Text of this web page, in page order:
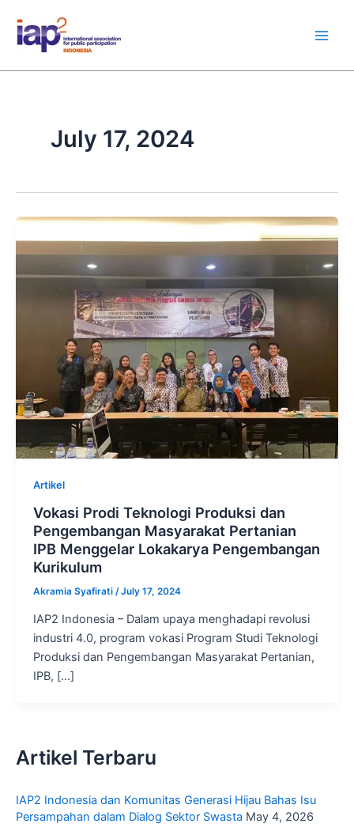
content
July 17, 2024
Artikel
Vokasi Prodi Teknologi Produksi dan
Pengembangan Masyarakat Pertanian
IPB Menggelar Lokakarya Pengembangan
Kurikulum
Akramia Syafirati /July 17, 2024
IAP2 Indonesia – Dalam upaya menghadapi revolusi
industri 4.0, program vokasi Program Studi Teknologi
Produksi dan Pengembangan Masyarakat Pertanian,
IPB, […]
Artikel Terbaru
IAP2 Indonesia dan Komunitas Generasi Hijau Bahas Isu
Persampahan dalam Dialog Sektor Swasta May 4, 2026